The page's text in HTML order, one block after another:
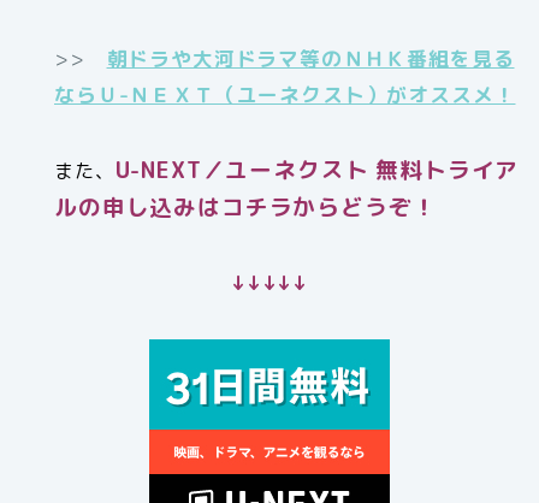
>> 朝ドラや大河ドラマ等のＮＨＫ番組を見る
ならＵ-ＮＥＸＴ（ユーネクスト）がオススメ！
また、 U-NEXT／ユーネクスト 無料トライア
ルの申し込みはコチラからどうぞ！
↓↓↓↓↓